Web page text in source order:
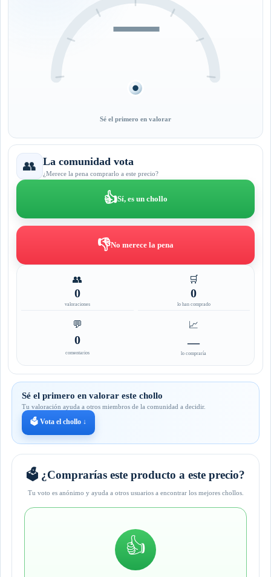
—
Sé el primero en valorar
👥 La comunidad vota
¿Merece la pena comprarlo a este precio?
👍Sí, es un chollo
👎No merece la pena
👥
0
valoraciones
🛒
0
lo han comprado
💬
0
comentarios
📈
—
lo compraría
Sé el primero en valorar este chollo
Tu valoración ayuda a otros miembros de la comunidad a decidir.
🗳️ Vota el chollo ↓
🗳️ ¿Comprarías este producto a este precio?
Tu voto es anónimo y ayuda a otros usuarios a encontrar los mejores chollos.
👍